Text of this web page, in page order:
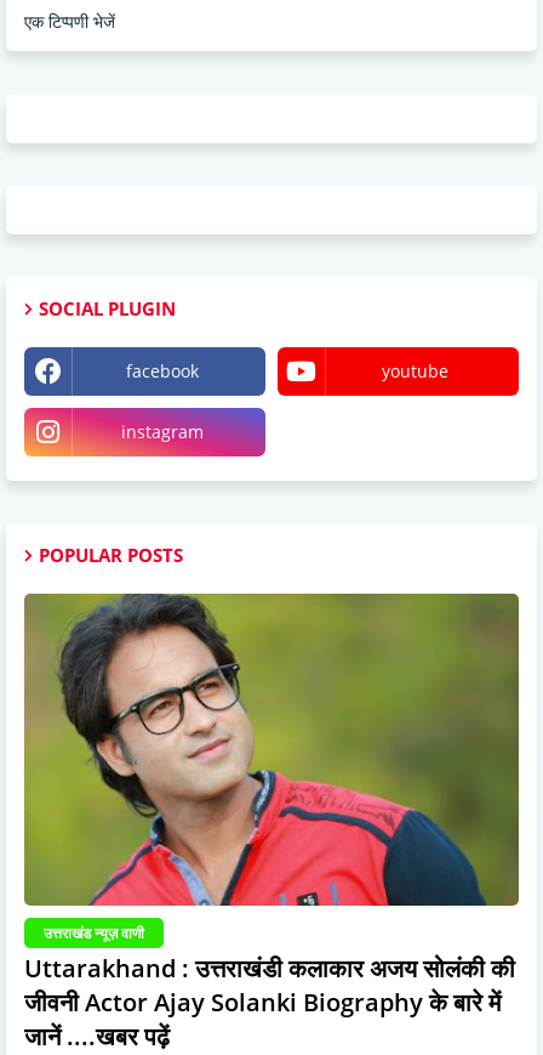
एक टिप्पणी भेजें
SOCIAL PLUGIN
facebook youtube
instagram
POPULAR POSTS
उत्तराखंड न्यूज़ वाणी
Uttarakhand : उत्तराखंडी कलाकार अजय सोलंकी की
जीवनी Actor Ajay Solanki Biography के बारे में
जानें ....खबर पढ़ें